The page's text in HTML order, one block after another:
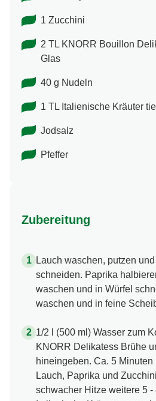
1 Zucchini
2 TL KNORR Bouillon
Glas
40 g Nudeln
1 TL Italienische Kräuter
Jodsalz
Pfeffer
Zubereitung
Lauch waschen, putzen
schneiden. Paprika
waschen und in Würfel
waschen und in feine
1/2 l (500 ml) Wasser zum
KNORR Delikatess Brühe
hineingeben. Ca. 5
Lauch, Paprika und
schwacher Hitze weitere 5 -